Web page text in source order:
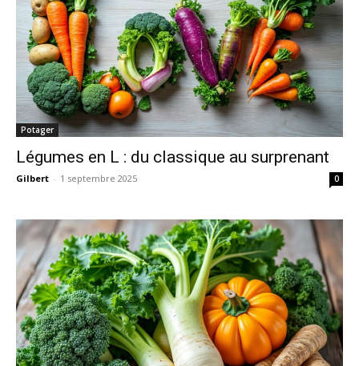
Potager
Légumes en L : du classique au surprenant
Gilbert - 1 septembre 2025 0